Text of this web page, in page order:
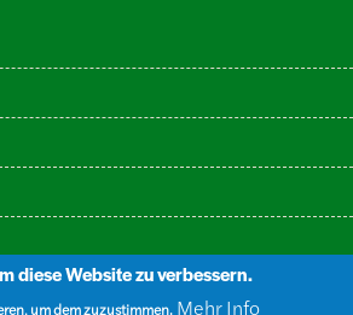
diese Website zu verbessern.
um dem zuzustimmen. Mehr Info